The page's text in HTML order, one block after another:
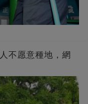
不愿意種地，網